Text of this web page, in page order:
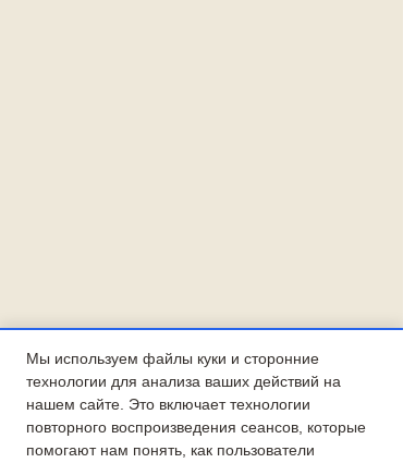
Мы используем файлы куки и сторонние
технологии для анализа ваших действий на
нашем сайте. Это включает технологии
повторного воспроизведения сеансов, которые
помогают нам понять, как пользователи